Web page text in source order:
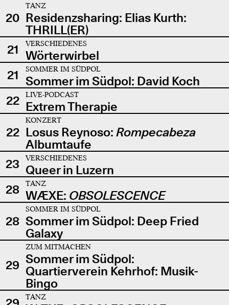
20
TANZ
Residenzsharing: Elias Kurth:
THRILL(ER)
21
VERSCHIEDENES
Wörterwirbel
21
SOMMER IM SÜDPOL
Sommer im Südpol: David Koch
22
LIVE-PODCAST
Extrem Therapie
22
KONZERT
Losus Reynoso: Rompecabeza
Albumtaufe
23
VERSCHIEDENES
Queer in Luzern
28
TANZ
WÆXE: OBSOLESCENCE
28
SOMMER IM SÜDPOL
Sommer im Südpol: Deep Fried
Galaxy
29
ZUM MITMACHEN
Sommer im Südpol:
Quartierverein Kehrhof: Musik-
Bingo
TANZ